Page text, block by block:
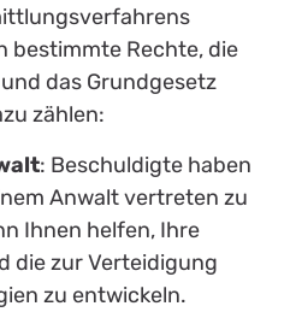
bestimmte Rechte, die
das Grundgesetz
zählen:
: Beschuldigte haben
Anwalt vertreten zu
Ihnen helfen, Ihre
die zur Verteidigung
zu entwickeln.